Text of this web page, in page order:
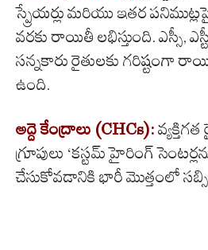
స్ప్రేయర్లు మరియు ఇతర
వరకు రాయితీ లభిస్తుంది. ఎస్సీ,
సన్నకారు రైతులకు గరిష్టంగా
ఉంది.
అద్దె కేంద్రాలు (CHCs):
గ్రూపులు ‘కస్టమ్ హైరింగ్
చేసుకోవడానికి భారీ మొత్తంలో